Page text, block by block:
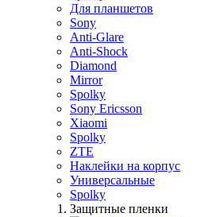
Для планшетов
Sony
Anti-Glare
Anti-Shock
Diamond
Mirror
Spolky
Sony Ericsson
Xiaomi
Spolky
ZTE
Наклейки на корпус
Универсальные
Spolky
Защитные пленки